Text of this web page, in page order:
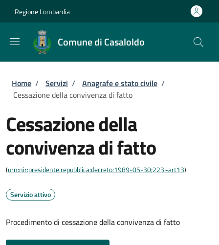
Regione Lombardia
Comune di Casaloldo
Briciole di pane
Home / Servizi / Anagrafe e stato civile /
Cessazione della convivenza di fatto
Cessazione della
convivenza di fatto
(urn:nir:presidente.repubblica:decreto:1989-05-30;223~art13)
Servizio attivo
Procedimento di cessazione della convivenza di fatto